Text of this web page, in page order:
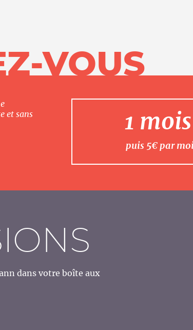
VOUS
et sans
1
puis 5€ par
dans votre boîte aux